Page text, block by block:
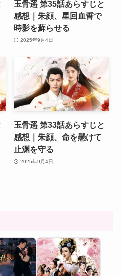
玉骨遥 第35話あらすじと
感想｜朱顔、星回血誓で
時影を蘇らせる
2025年9月4日
玉骨遥 第33話あらすじと
感想｜朱顔、命を懸けて
止渊を守る
2025年9月4日